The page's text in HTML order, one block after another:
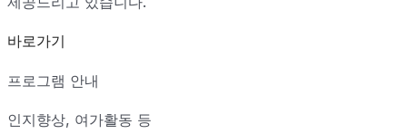
바로가기
프로그램 안내
인지향상, 여가활동 등